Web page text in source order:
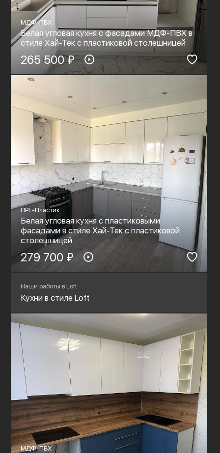
МДФ-ПВХ
Белая угловая кухня с фасадами МДФ-ПВХ в
стиле Хай-Тек с пластиковой столешницей
265 500 ₽
HPL-Пластик
Белая угловая кухня с пластиковыми
фасадами в стиле Хай-Тек с пластиковой
столешницей
279 700 ₽
Наши работы в Loft
Кухни в стиле Loft
МДФ-ПВХ